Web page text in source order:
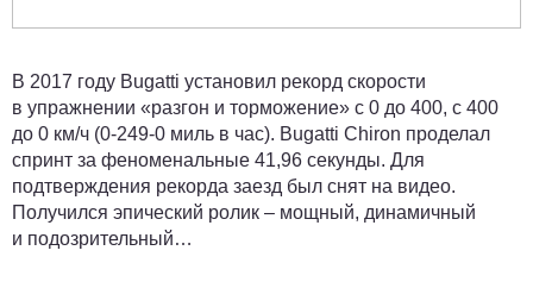
В 2017 году Bugatti установил рекорд скорости
в упражнении «разгон и торможение» с 0 до 400, с 400
до 0 км/ч (0-249-0 миль в час). Bugatti Chiron проделал
спринт за феноменальные 41,96 секунды. Для
подтверждения рекорда заезд был снят на видео.
Получился эпический ролик – мощный, динамичный
и подозрительный…